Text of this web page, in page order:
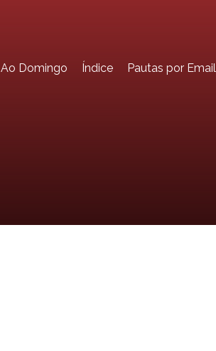
Ao Domingo Índice Pautas por Email